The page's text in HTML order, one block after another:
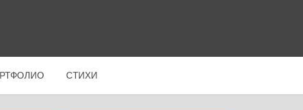
СТИХИ